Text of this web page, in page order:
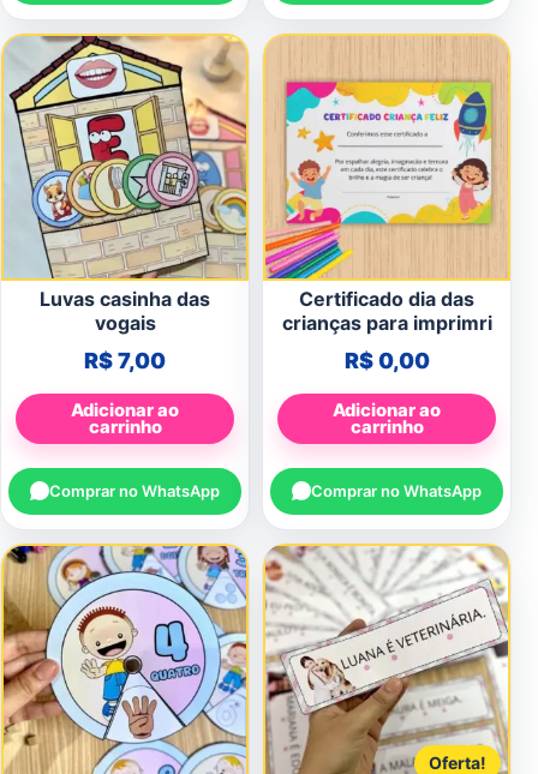
Luvas casinha das
vogais
R$7,00
Adicionar ao
carrinho
Comprar no WhatsApp
Certificado dia das
crianças para imprimri
R$0,00
Adicionar ao
carrinho
Comprar no WhatsApp
Oferta!